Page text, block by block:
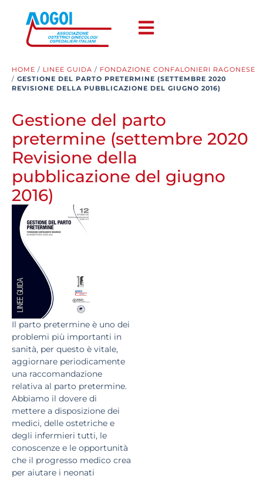
HOME / LINEE GUIDA / FONDAZIONE CONFALONIERI RAGONESE
/ GESTIONE DEL PARTO PRETERMINE (SETTEMBRE 2020
REVISIONE DELLA PUBBLICAZIONE DEL GIUGNO 2016)
Gestione del parto
pretermine (settembre 2020
Revisione della
pubblicazione del giugno
2016)
Il parto pretermine è uno dei
problemi più importanti in
sanità, per questo è vitale,
aggiornare periodicamente
una raccomandazione
relativa al parto pretermine.
Abbiamo il dovere di
mettere a disposizione dei
medici, delle ostetriche e
degli infermieri tutti, le
conoscenze e le opportunità
che il progresso medico crea
per aiutare i neonati